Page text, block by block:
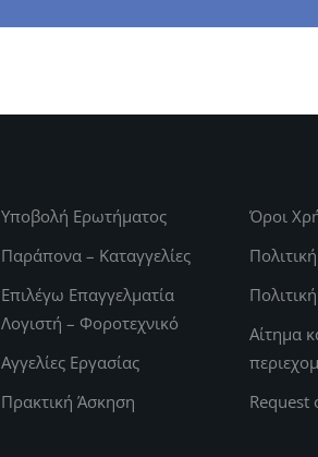
Υποβολή Ερωτήματος
Παράπονα – Καταγγελίες
Επιλέγω Επαγγελματία
Λογιστή – Φοροτεχνικό
Αγγελίες Εργασίας
Πρακτική Άσκηση
Όροι
Αίτημα
Request